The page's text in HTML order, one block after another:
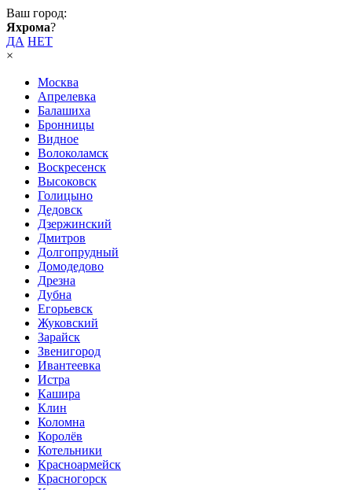
Ваш город:
Яхрома?
ДА НЕТ
×
Москва
Апрелевка
Балашиха
Бронницы
Видное
Волоколамск
Воскресенск
Высоковск
Голицыно
Дедовск
Дзержинский
Дмитров
Долгопрудный
Домодедово
Дрезна
Дубна
Егорьевск
Жуковский
Зарайск
Звенигород
Ивантеевка
Истра
Кашира
Клин
Коломна
Королёв
Котельники
Красноармейск
Красногорск